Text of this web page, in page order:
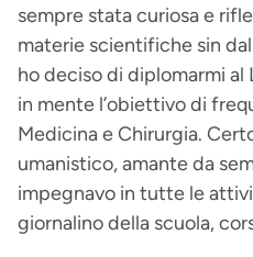
sempre stata curiosa e
materie scientifiche sin
ho deciso di diplomarmi
in mente l’obiettivo di
Medicina e Chirurgia.
umanistico, amante da
impegnavo in tutte le
giornalino della scuola,